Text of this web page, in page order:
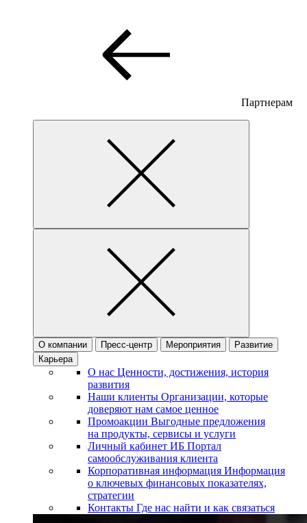
Партнерам
О компании Пресс-центр Мероприятия
Развитие
Карьера
О нас Ценности, достижения, история
развития
Наши клиенты Организации, которые
доверяют нам самое ценное
Промоакции Выгодные предложения
на продукты, сервисы и услуги
Личный кабинет ИБ Портал
самообслуживания клиента
Корпоративная информация Информация
о ключевых финансовых показателях,
стратегии
Контакты Где нас найти и как связаться